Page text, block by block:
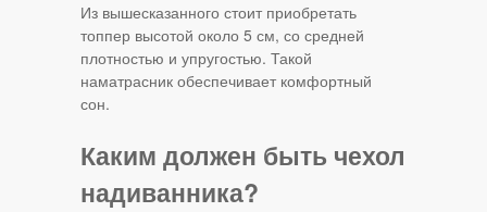
Из вышесказанного стоит приобретать
топпер высотой около 5 см, со средней
плотностью и упругостью. Такой
наматрасник обеспечивает комфортный
сон.
Каким должен быть чехол
надиванника?